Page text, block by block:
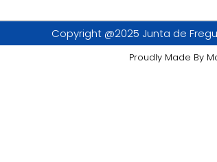
Copyright @2025 Junta de
Proudly Made By